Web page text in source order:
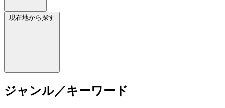
現在地から探す
ジャンル／キーワード